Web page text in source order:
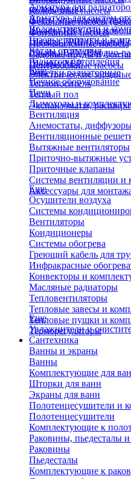
Колодезные насосы
Фекальные насосы
Фонтанные насосы
Промышленные насосы
Садовые пруды и
Центробежные насосы
охлаждения)
Щиты управления
Шкафы НКУ
Шкафы ГРЩ (Главный
Шкафы ВРУ (Вводно-
Шкафы АВР
Электрические
Арматура для
Арматура для систем
Водонагреватели и
Газовые колонки и
Котлы отопления
Радиаторы отопления
Решетки радиаторные
Теплоноситель
Теплый пол
Экспанзоматы,
Еще
Печное оборудование
Печи
Дымоходы и
Вентиляция
Анемостаты,
Вентиляционные
Вытяжные вентиляторы
Приточно-вытяжные
Приточные клапаны
Системы вентиляции и
Аксессуары для
Еще
Осушители воздуха
Системы
Вентиляторы
Кондиционеры
Системы обогрева
Греющий кабель для
Инфракрасные
Конвекторы и
Масляные радиаторы
Тепловентиляторы
Тепловые завесы и
Тепловые пушки и
Терморегуляторы
Еще
Увлажнители и
Сантехника
Ванны и экраны
Ванны
Комплектующие для
Шторки для ванн
Экраны для ванн
Полотенцесушители и
Полотенцесушители
Комплектующие к
Раковины, пьедесталы
Раковины
Пьедесталы
Комплектующие к